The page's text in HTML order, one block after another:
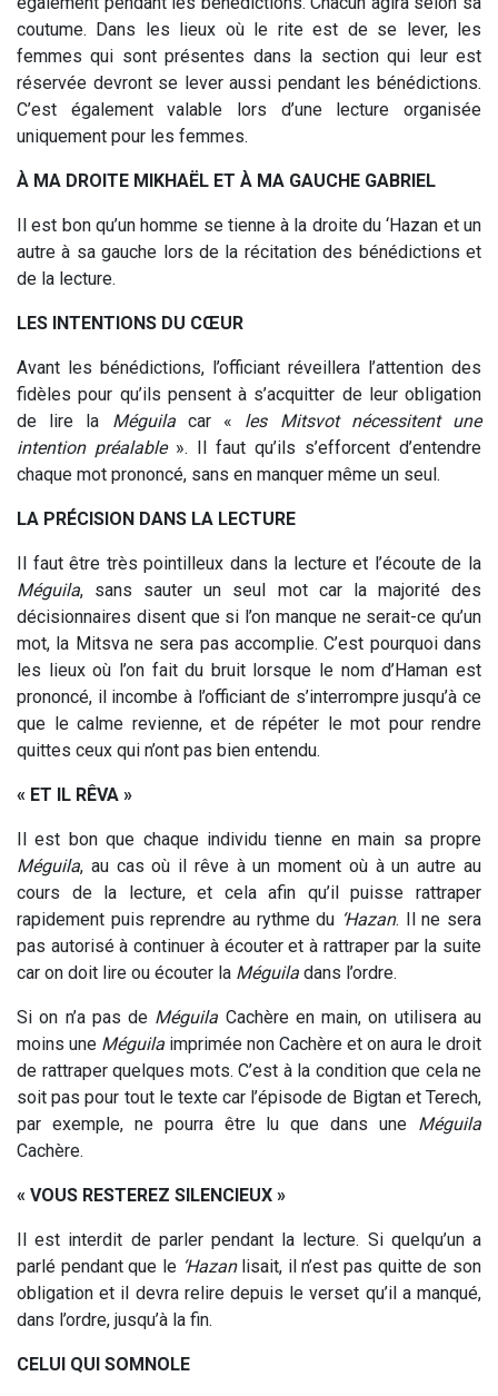
coutume. Dans les lieux où le rite est de se lever, les
femmes qui sont présentes dans la section qui leur est
réservée devront se lever aussi pendant les bénédictions.
C’est également valable lors d’une lecture organisée
uniquement pour les femmes.
À MA DROITE MIKHAËL ET À MA GAUCHE GABRIEL
Il est bon qu’un homme se tienne à la droite du ‘Hazan et un
autre à sa gauche lors de la récitation des bénédictions et
de la lecture.
LES INTENTIONS DU CŒUR
Avant les bénédictions, l’officiant réveillera l’attention des
fidèles pour qu’ils pensent à s’acquitter de leur obligation
de lire la Méguilacar « les Mitsvot nécessitent une
intention préalable». Il faut qu’ils s’efforcent d’entendre
chaque mot prononcé, sans en manquer même un seul.
LA PRÉCISION DANS LA LECTURE
Il faut être très pointilleux dans la lecture et l’écoute de la
Méguila, sans sauter un seul mot car la majorité des
décisionnaires disent que si l’on manque ne serait-ce qu’un
mot, la Mitsva ne sera pas accomplie. C’est pourquoi dans
les lieux où l’on fait du bruit lorsque le nom d’Haman est
prononcé, il incombe à l’officiant de s’interrompre jusqu’à ce
que le calme revienne, et de répéter le mot pour rendre
quittes ceux qui n’ont pas bien entendu.
« ET IL RÊVA »
Il est bon que chaque individu tienne en main sa propre
Méguila, au cas où il rêve à un moment où à un autre au
cours de la lecture, et cela afin qu’il puisse rattraper
rapidement puis reprendre au rythme du ‘Hazan. Il ne sera
pas autorisé à continuer à écouter et à rattraper par la suite
car on doit lire ou écouter la Méguila dans l’ordre.
Si on n’a pas de Méguila Cachère en main, on utilisera au
moins une Méguila imprimée non Cachère et on aura le droit
de rattraper quelques mots. C’est à la condition que cela ne
soit pas pour tout le texte car l’épisode de Bigtan et Terech,
par exemple, ne pourra être lu que dans une Méguila
Cachère.
« VOUS RESTEREZ SILENCIEUX »
Il est interdit de parler pendant la lecture. Si quelqu’un a
parlé pendant que le‘Hazanlisait, il n’est pas quitte de son
obligation et il devra relire depuis le verset qu’il a manqué,
dans l’ordre, jusqu’à la fin.
CELUI QUI SOMNOLE